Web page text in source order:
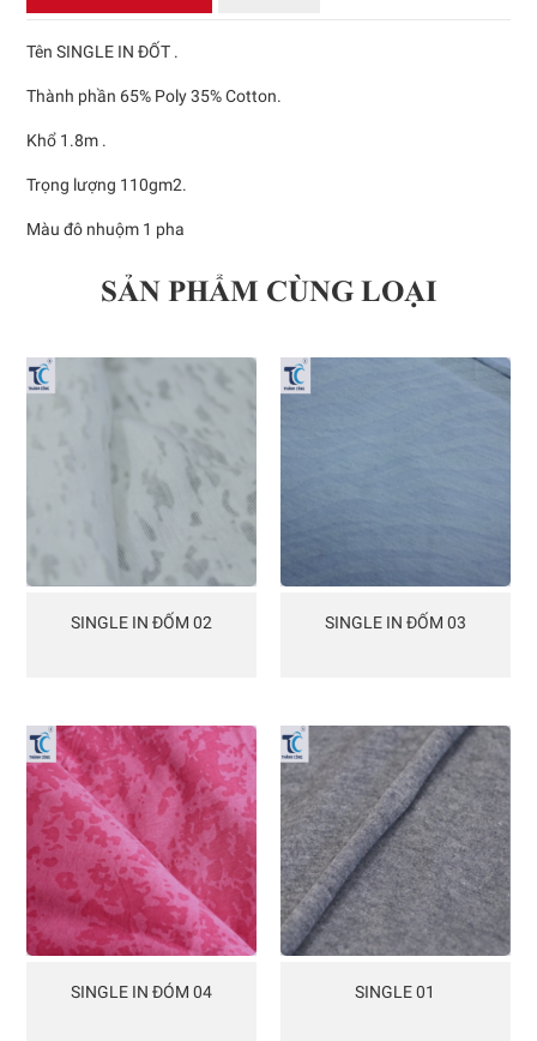
Tên SINGLE IN ĐỐT .
Thành phần 65% Poly 35% Cotton.
Khổ 1.8m .
Trọng lượng 110gm2.
Màu đô nhuộm 1 pha
SẢN PHẨM CÙNG LOẠI
SINGLE IN ĐỐM 02 SINGLE IN ĐỐM 03
SINGLE IN ĐÓM 04 SINGLE 01